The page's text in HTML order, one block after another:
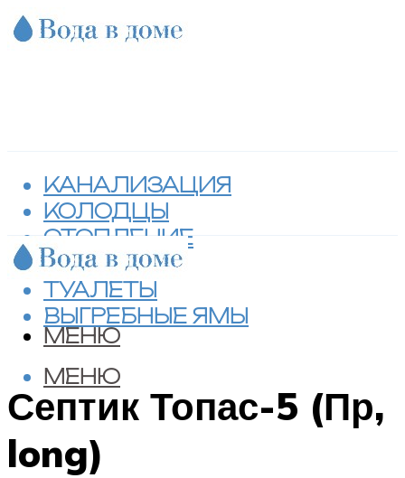
КАНАЛИЗАЦИЯ
КОЛОДЦЫ
ОТОПЛЕНИЕ
СЕПТИКИ
ТУАЛЕТЫ
ВЫГРЕБНЫЕ ЯМЫ
МЕНЮ
МЕНЮ
Септик Топас-5 (Пр,
long)